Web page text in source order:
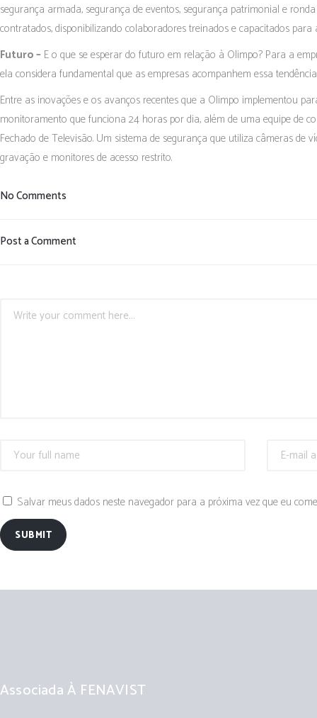
segurança armada, segurança de eventos, segurança patrimonial e
contratados, disponibilizando colaboradores treinados e capacitados
Futuro – E o que se esperar do futuro em relação à Olimpo? Para a
ela considera fundamental que as empresas acompanhem essa
Entre as inovações e os avanços recentes que a Olimpo implementou
monitoramento que funciona 24 horas por dia, além de uma equipe de
Fechado de Televisão. Um sistema de segurança que utiliza câmeras
gravação e monitores de acesso restrito.
No Comments
Post a Comment
Salvar meus dados neste navegador para a próxima vez que eu
SUBMIT
Associada À FENAVIST